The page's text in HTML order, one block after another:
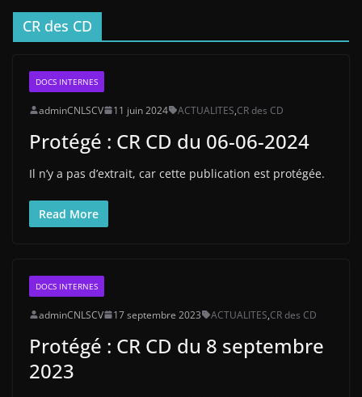
CR des CD
DOCS INTERNES
adminCNLSCV 11 juin 2024 ACTUALITES,CR des CD
Protégé : CR CD du 06-06-2024
Il n’y a pas d’extrait, car cette publication est protégée.
Read More
DOCS INTERNES
adminCNLSCV 17 septembre 2023 ACTUALITES,CR des CD
Protégé : CR CD du 8 septembre
2023